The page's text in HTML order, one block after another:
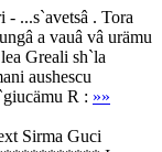
- ...s`avetsâ . Tora
a vauâ vâ urämu
Greali sh`la
aushescu
R : »»
Sirma Guci